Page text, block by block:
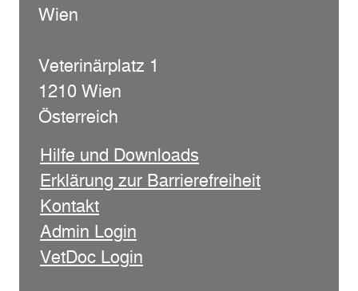
Wien
Veterinärplatz 1
1210 Wien
Österreich
Hilfe und Downloads
Erklärung zur Barrierefreiheit
Kontakt
Admin Login
VetDoc Login